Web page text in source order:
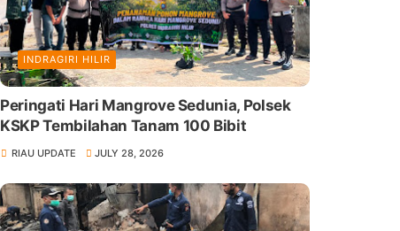
INDRAGIRI HILIR
Peringati Hari Mangrove Sedunia, Polsek
KSKP Tembilahan Tanam 100 Bibit
RIAU UPDATE JULY 28, 2026